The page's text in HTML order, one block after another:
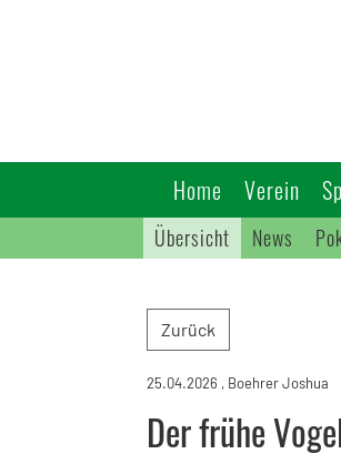
Home Verein
Übersicht News
Zurück
25.04.2026 , Boehrer Joshua
Der frühe